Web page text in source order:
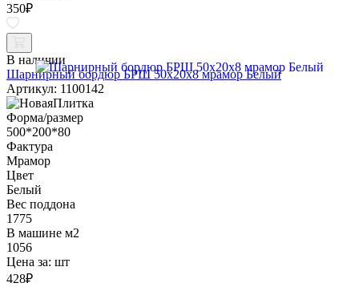
350₽
В наличии
Шарнирный бордюр БРШ 50х20х8 мрамор Белый
Артикул: 1100142
Форма/размер
500*200*80
Фактура
Мрамор
Цвет
Белый
Вес поддона
1775
В машине м2
1056
Цена за: шт
428₽